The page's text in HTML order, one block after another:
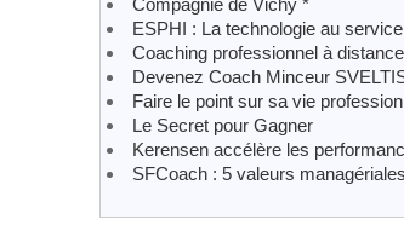
ESPHI : La technologie au
Coaching professionnel à distance
Devenez Coach Minceur
Faire le point sur sa vie
Le Secret pour Gagner
Kerensen accélère les
SFCoach : 5 valeurs